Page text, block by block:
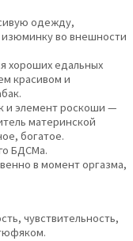
одежду,
изюминку во внешности
хороших едальных
красивом и
и элемент роскоши —
материнской
богатое.
БДСМа.
в момент оргазма,
чувствительность,